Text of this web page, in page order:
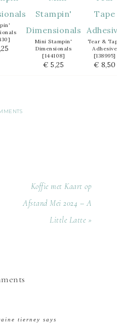
]
Mini Stampin'
Dimensionals
[144108]
€ 5,25
Tear &
Adhesive
[138995]
€ 8,50
Koffie met Kaart op
Afstand Mei 2024 – A
Little Latte »
tierney says